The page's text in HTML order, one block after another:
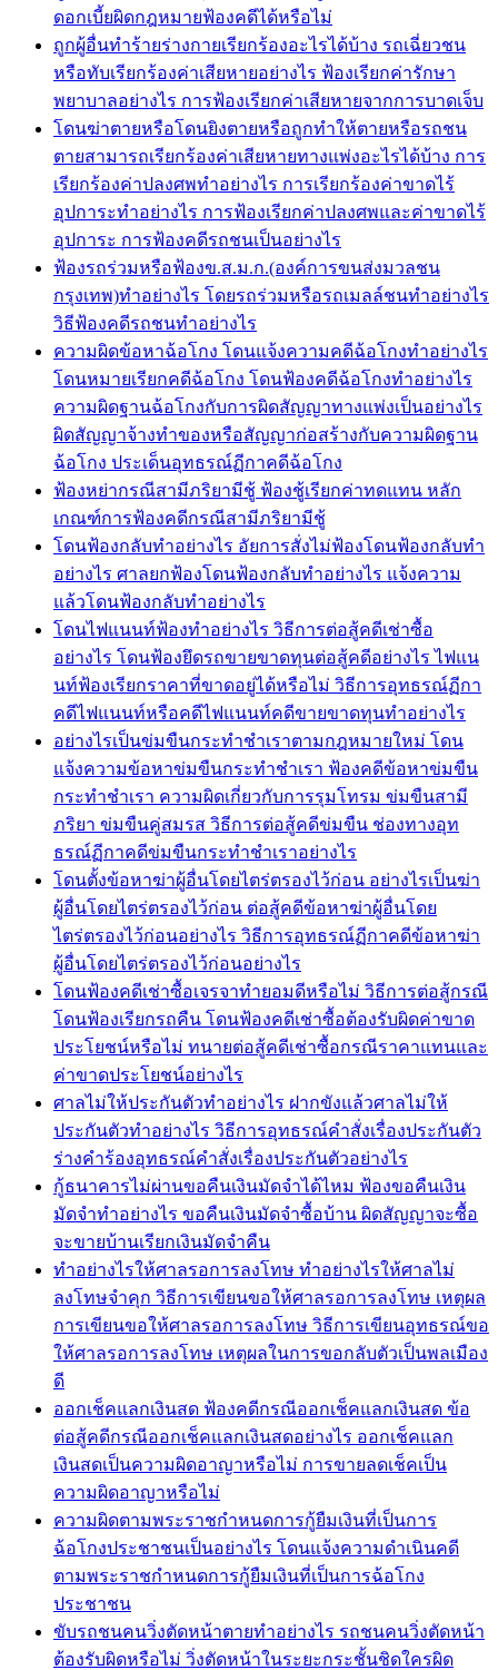
ดอกเบี้ยผิดกฎหมายฟ้องคดีได้หรือไม่
ถูกผู้อื่นทำร้ายร่างกายเรียกร้องอะไรได้บ้าง รถเฉี่ยวชน
หรือทับเรียกร้องค่าเสียหายอย่างไร ฟ้องเรียกค่ารักษา
พยาบาลอย่างไร การฟ้องเรียกค่าเสียหายจากการบาดเจ็บ
โดนฆ่าตายหรือโดนยิงตายหรือถูกทำให้ตายหรือรถชน
ตายสามารถเรียกร้องค่าเสียหายทางแพ่งอะไรได้บ้าง การ
เรียกร้องค่าปลงศพทำอย่างไร การเรียกร้องค่าขาดไร้
อุปการะทำอย่างไร การฟ้องเรียกค่าปลงศพและค่าขาดไร้
อุปการะ การฟ้องคดีรถชนเป็นอย่างไร
ฟ้องรถร่วมหรือฟ้องข.ส.ม.ก.(องค์การขนส่งมวลชน
กรุงเทพ)ทำอย่างไร โดยรถร่วมหรือรถเมลล์ชนทำอย่างไร
วิธีฟ้องคดีรถชนทำอย่างไร
ความผิดข้อหาฉ้อโกง โดนแจ้งความคดีฉ้อโกงทำอย่างไร
โดนหมายเรียกคดีฉ้อโกง โดนฟ้องคดีฉ้อโกงทำอย่างไร
ความผิดฐานฉ้อโกงกับการผิดสัญญาทางแพ่งเป็นอย่างไร
ผิดสัญญาจ้างทำของหรือสัญญาก่อสร้างกับความผิดฐาน
ฉ้อโกง ประเด็นอุทธรณ์ฏีกาคดีฉ้อโกง
ฟ้องหย่ากรณีสามีภริยามีชู้ ฟ้องชู้เรียกค่าทดแทน หลัก
เกณฑ์การฟ้องคดีกรณีสามีภริยามีชู้
โดนฟ้องกลับทำอย่างไร อัยการสั่งไม่ฟ้องโดนฟ้องกลับทำ
อย่างไร ศาลยกฟ้องโดนฟ้องกลับทำอย่างไร แจ้งความ
แล้วโดนฟ้องกลับทำอย่างไร
โดนไฟแนนท์ฟ้องทำอย่างไร วิธีการต่อสู้คดีเช่าซื้อ
อย่างไร โดนฟ้องยึดรถขายขาดทุนต่อสู้คดีอย่างไร ไฟแน
นท์ฟ้องเรียกราคาที่ขาดอยู่ได้หรือไม่ วิธีการอุทธรณ์ฏีกา
คดีไฟแนนท์หรือคดีไฟแนนท์คดีขายขาดทุนทำอย่างไร
อย่างไรเป็นข่มขืนกระทำชำเราตามกฎหมายใหม่ โดน
แจ้งความข้อหาข่มขืนกระทำชำเรา ฟ้องคดีข้อหาข่มขืน
กระทำชำเรา ความผิดเกี่ยวกับการรุมโทรม ข่มขืนสามี
ภริยา ข่มขืนคู่สมรส วิธีการต่อสู้คดีข่มขืน ช่องทางอุท
ธรณ์ฏีกาคดีข่มขืนกระทำชำเราอย่างไร
โดนตั้งข้อหาฆ่าผู้อื่นโดยไตร่ตรองไว้ก่อน อย่างไรเป็นฆ่า
ผู้อื่นโดยไตร่ตรองไว้ก่อน ต่อสู้คดีข้อหาฆ่าผู้อื่นโดย
ไตร่ตรองไว้ก่อนอย่างไร วิธีการอุทธรณ์ฏีกาคดีข้อหาฆ่า
ผู้อื่นโดยไตร่ตรองไว้ก่อนอย่างไร
โดนฟ้องคดีเช่าซื้อเจรจาทำยอมดีหรือไม่ วิธีการต่อสู้กรณี
โดนฟ้องเรียกรถคืน โดนฟ้องคดีเช่าซื้อต้องรับผิดค่าขาด
ประโยชน์หรือไม่ ทนายต่อสู้คดีเช่าซื้อกรณีราคาแทนและ
ค่าขาดประโยชน์อย่างไร
ศาลไม่ให้ประกันตัวทำอย่างไร ฝากขังแล้วศาลไม่ให้
ประกันตัวทำอย่างไร วิธีการอุทธรณ์คำสั่งเรื่องประกันตัว
ร่างคำร้องอุทธรณ์คำสั่งเรื่องประกันตัวอย่างไร
กู้ธนาคารไม่ผ่านขอคืนเงินมัดจำได้ไหม ฟ้องขอคืนเงิน
มัดจำทำอย่างไร ขอคืนเงินมัดจำซื้อบ้าน ผิดสัญญาจะซื้อ
จะขายบ้านเรียกเงินมัดจำคืน
ทำอย่างไรให้ศาลรอการลงโทษ ทำอย่างไรให้ศาลไม่
ลงโทษจำคุก วิธีการเขียนขอให้ศาลรอการลงโทษ เหตุผล
การเขียนขอให้ศาลรอการลงโทษ วิธีการเขียนอุทธรณ์ขอ
ให้ศาลรอการลงโทษ เหตุผลในการขอกลับตัวเป็นพลเมือง
ดี
ออกเช็คแลกเงินสด ฟ้องคดีกรณีออกเช็คแลกเงินสด ข้อ
ต่อสู้คดีกรณีออกเช็คแลกเงินสดอย่างไร ออกเช็คแลก
เงินสดเป็นความผิดอาญาหรือไม่ การขายลดเช็คเป็น
ความผิดอาญาหรือไม่
ความผิดตามพระราชกำหนดการกู้ยืมเงินที่เป็นการ
ฉ้อโกงประชาชนเป็นอย่างไร โดนแจ้งความดำเนินคดี
ตามพระราชกำหนดการกู้ยืมเงินที่เป็นการฉ้อโกง
ประชาชน
ขับรถชนคนวิ่งตัดหน้าตายทำอย่างไร รถชนคนวิ่งตัดหน้า
ต้องรับผิดหรือไม่ วิ่งตัดหน้าในระยะกระชั้นชิดใครผิด